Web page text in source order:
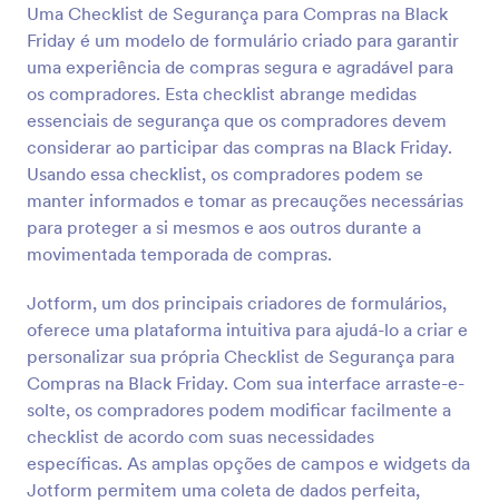
Uma Checklist de Segurança para Compras na Black
Friday é um modelo de formulário criado para garantir
uma experiência de compras segura e agradável para
os compradores. Esta checklist abrange medidas
essenciais de segurança que os compradores devem
considerar ao participar das compras na Black Friday.
Usando essa checklist, os compradores podem se
manter informados e tomar as precauções necessárias
para proteger a si mesmos e aos outros durante a
movimentada temporada de compras.
Jotform, um dos principais criadores de formulários,
oferece uma plataforma intuitiva para ajudá-lo a criar e
personalizar sua própria Checklist de Segurança para
Compras na Black Friday. Com sua interface arraste-e-
solte, os compradores podem modificar facilmente a
checklist de acordo com suas necessidades
específicas. As amplas opções de campos e widgets da
Jotform permitem uma coleta de dados perfeita,
planejadores de eventos a criar um bilhete de rifa
exclusivo e simples para uso em seus eventos. Este
formulário os orientará e ajudará a gerar várias
cópias dos bilhetes a serem distribuídos aos
participantes do evento. Ele coletará informações
como nome, endereço, número de telefone e
número de bilhetes adquiridos.